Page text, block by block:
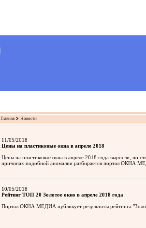
Главная Новости
11/05/2018
Цены на пластиковые окна в апреле 2018
Цены на пластиковые окна в апреле 2018 года выросли, но
причинах подобной аномалии разбирается портал ОКНА
10/05/2018
Рейтинг ТОП 20 Золотое окно в апреле 2018 года
Портал ОКНА МЕДИА публикует результаты рейтинга